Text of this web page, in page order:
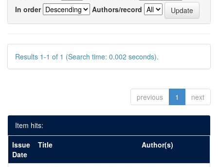
In order
Authors/record
Results 1-1 of 1 (Search time: 0.002 seconds).
previous 1 next
Item hits:
Issue
Date
Title Author(s)